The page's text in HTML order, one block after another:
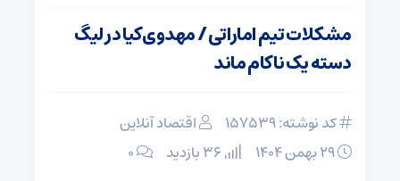
مشکلات تیم اماراتی / مهدوی‌کیا در لیگ
دسته یک ناکام ماند
کد نوشته: 157539
اقتصاد آنلاین
۰